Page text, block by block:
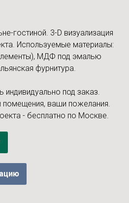
гостиной. 3-D визуализация
Используемые материалы:
МДФ под эмалью
фурнитура.
индивидуально под заказ.
ваши пожелания.
- бесплатно по Москве.